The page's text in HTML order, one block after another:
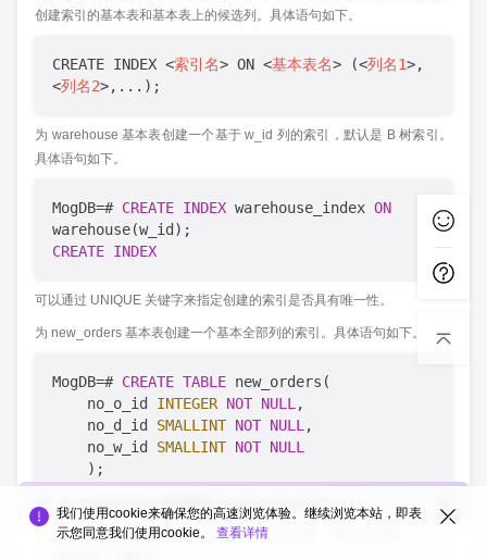
创建索引的基本表和基本表上的候选列。具体语句如下。
CREATE INDEX <索引名> ON <基本表名> (<列名1>
<列名2>
为 warehouse 基本表创建一个基于 w_id 列的索引，默认是 B 树索引。
具体语句如下。
MogDB=# CREATE INDEX warehouse_index ON
CREATE INDEX
可以通过 UNIQUE 关键字来指定创建的索引是否具有唯一性。
为 new_orders 基本表创建一个基本全部列的索引。具体语句如下。
MogDB=# CREATE TABLE new_orders(
    no_o_id
INTEGER NOT NULL ,
    no_d_id
SMALLINT NOT NULL ,
    no_w_id
SMALLINT NOT NULL
CREATE TABLE
MogDB=# CREATE UNIQUE INDEX
new_orders_index
ON
您对 openGauss互动版块 的整体满意度如何？
我们使用cookie来确保您的高速浏览体验。继续浏览本站，即表
示您同意我们使用cookie。 查看详情